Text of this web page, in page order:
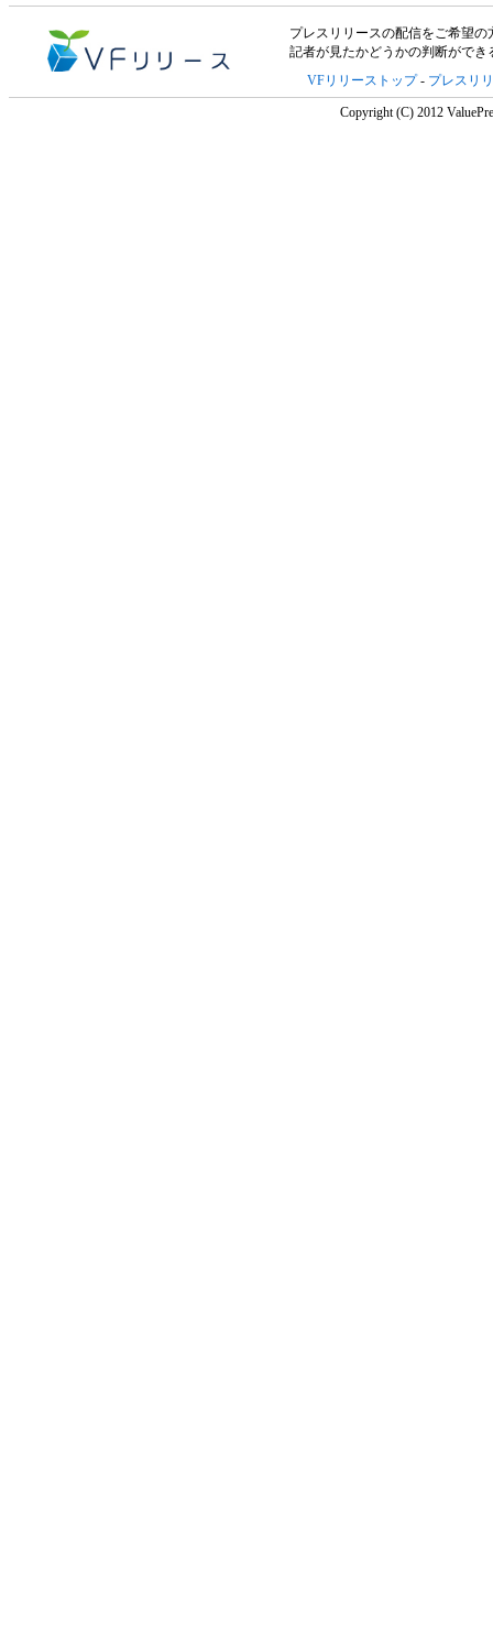
プレスリリースの配信をご希望の
記者が見たかどうかの判断がで
VFリリーストップ- プレスリ
Copyright (C) 2012